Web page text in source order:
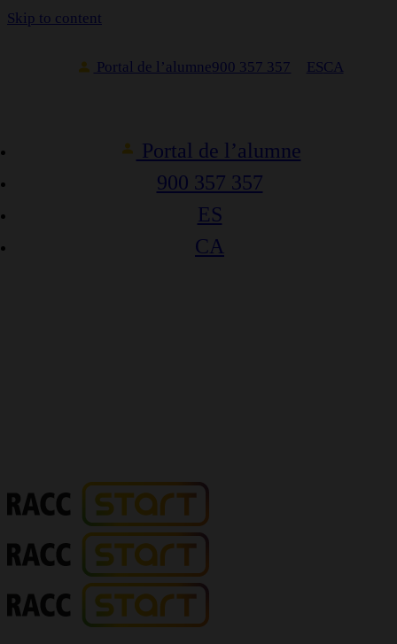
Skip to content
Portal de l’alumne900 357 357 ESCA
Portal de l’alumne
900 357 357
ES
CA